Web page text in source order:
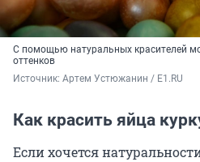
С помощью натуральных красителей
оттенков
Источник: Артем Устюжанин / E1.RU
Как красить яйца
Если хочется